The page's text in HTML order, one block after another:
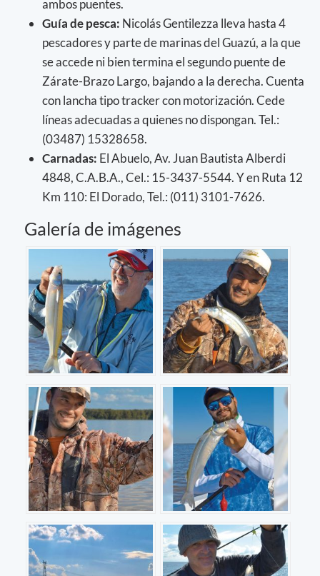
ambos puentes.
Guía de pesca: Nicolás Gentilezza lleva hasta 4
pescadores y parte de marinas del Guazú, a la que
se accede ni bien termina el segundo puente de
Zárate-Brazo Largo, bajando a la derecha. Cuenta
con lancha tipo tracker con motorización. Cede
líneas adecuadas a quienes no dispongan. Tel.:
(03487) 15328658.
Carnadas: El Abuelo, Av. Juan Bautista Alberdi
4848, C.A.B.A., Cel.: 15-3437-5544. Y en Ruta 12
Km 110: El Dorado, Tel.: (011) 3101-7626.
Galería de imágenes